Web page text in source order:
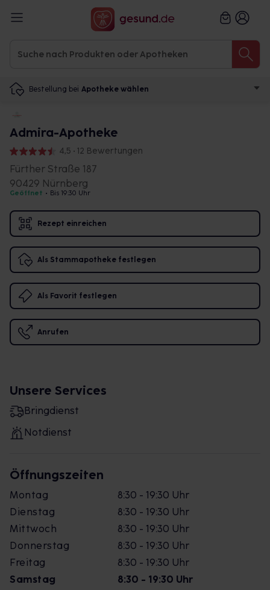
Bestellung bei Apotheke wählen
Admira-Apotheke
4,5 • 12 Bewertungen
Fürther Straße 187
90429 Nürnberg
Geöffnet • Bis 19:30 Uhr
Rezept einreichen
Als Stammapotheke festlegen
Als Favorit festlegen
Anrufen
Unsere Services
Bringdienst
Notdienst
Öffnungszeiten
Montag
8:30 - 19:30 Uhr
Dienstag
8:30 - 19:30 Uhr
Mittwoch
8:30 - 19:30 Uhr
Donnerstag
8:30 - 19:30 Uhr
Freitag
8:30 - 19:30 Uhr
Samstag
8:30 - 19:30 Uhr